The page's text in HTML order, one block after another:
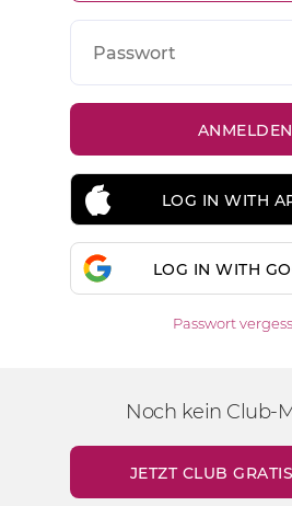
LOG IN WITH
LOG IN WITH
Passwort
Noch kein Club-
JETZT CLUB